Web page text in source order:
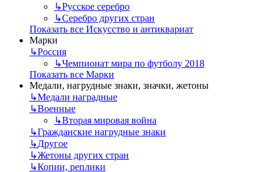
↳Русское серебро
↳Серебро других стран
Показать все Искусство и антиквариат
Марки
↳Россия
↳Чемпионат мира по футболу 2018
Показать все Марки
Медали, нагрудные знаки, значки, жетоны
↳Mедали наградные
↳Военные
↳Вторая мировая война
↳Гражданские нагрудные знаки
↳Другое
↳Жетоны других стран
↳Копии, реплики